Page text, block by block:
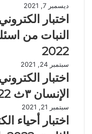
ديسمبر 7, 2021
اختبار
2022
سبتمبر 24, 2021
اختبار
الإنسان ٣ث 2022 بالنظام الجديد
سبتمبر 21, 2021
اختبار أحياء